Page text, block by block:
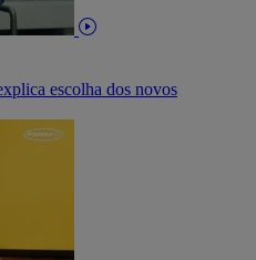
escolha dos novos